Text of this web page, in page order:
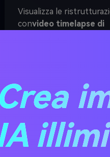
Visualizza le
convideo timelapse di
video
Strumenti.
architetti e designer.